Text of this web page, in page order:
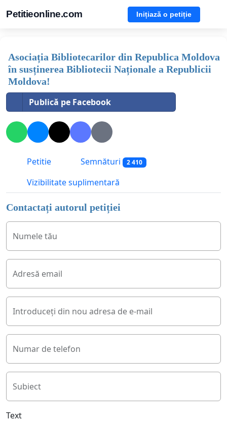
Petitieonline.com Inițiază o petiție
Asociația Bibliotecarilor din Republica Moldova
în susținerea Bibliotecii Naționale a Republicii
Moldova!
Publică pe Facebook
Petitie Semnături 2 410
Vizibilitate suplimentară
Contactați autorul petiției
Numele tău
Adresă email
Introduceți din nou adresa de e-mail
Numar de telefon
Subiect
Text